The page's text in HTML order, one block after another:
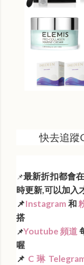
快去追蹤
📌最新折扣都會
時更新,可以加入
📌Instagram 和
搭
📌Youtube 頻道
喔
📌 C琳